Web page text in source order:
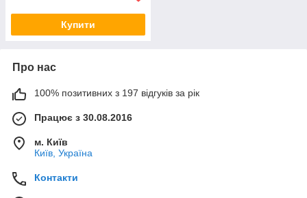
Купити
Про нас
100% позитивних з 197 відгуків за рік
Працює з 30.08.2016
м. Київ
Київ, Україна
Контакти